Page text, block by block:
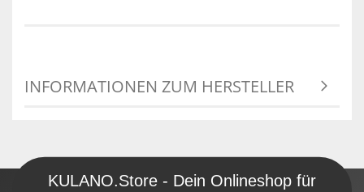
INFORMATIONEN ZUM HERSTELLER
KULANO.Store - Dein Onlineshop für